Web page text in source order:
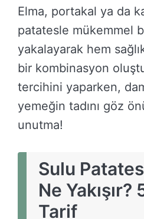
Elma, portakal ya da
patatesle mükemmel
yakalayarak hem
bir kombinasyon
tercihini yaparken,
yemeğin tadını göz
unutma!
Sulu
Ne Yakışır?
Tarif